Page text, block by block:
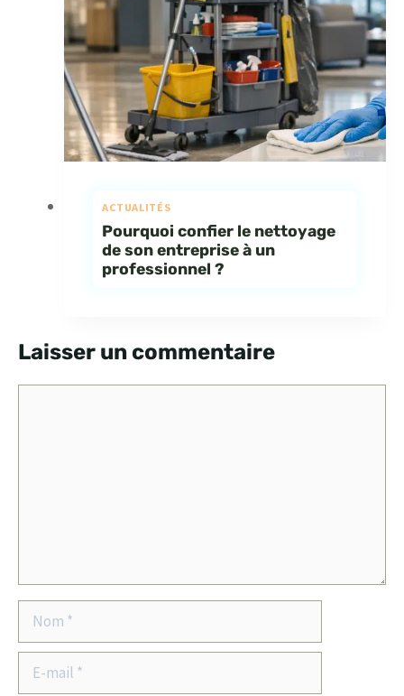
ACTUALITÉS
Pourquoi confier le nettoyage
de son entreprise à un
professionnel ?
Laisser un commentaire
mail